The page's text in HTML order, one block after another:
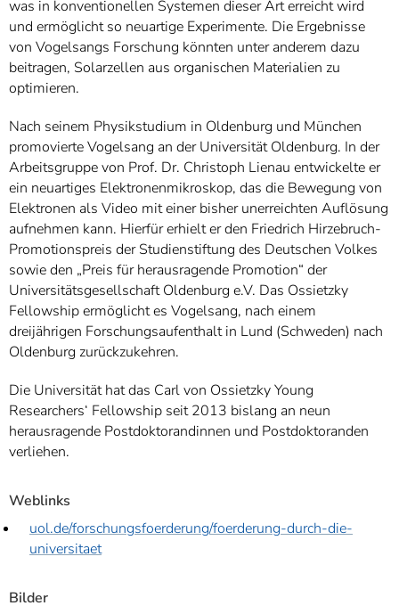
was in konventionellen Systemen dieser Art erreicht wird
und ermöglicht so neuartige Experimente. Die Ergebnisse
von Vogelsangs Forschung könnten unter anderem dazu
beitragen, Solarzellen aus organischen Materialien zu
optimieren.
Nach seinem Physikstudium in Oldenburg und München
promovierte Vogelsang an der Universität Oldenburg. In der
Arbeitsgruppe von Prof. Dr. Christoph Lienau entwickelte er
ein neuartiges Elektronenmikroskop, das die Bewegung von
Elektronen als Video mit einer bisher unerreichten Auflösung
aufnehmen kann. Hierfür erhielt er den Friedrich Hirzebruch-
Promotionspreis der Studienstiftung des Deutschen Volkes
sowie den „Preis für herausragende Promotion“ der
Universitätsgesellschaft Oldenburg e.V. Das Ossietzky
Fellowship ermöglicht es Vogelsang, nach einem
dreijährigen Forschungsaufenthalt in Lund (Schweden) nach
Oldenburg zurückzukehren.
Die Universität hat das Carl von Ossietzky Young
Researchers‘ Fellowship seit 2013 bislang an neun
herausragende Postdoktorandinnen und Postdoktoranden
verliehen.
Weblinks
uol.de/forschungsfoerderung/foerderung-durch-die-
universitaet
Bilder